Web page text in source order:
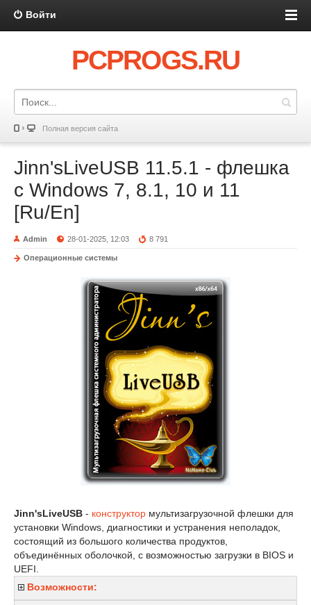
Войти
PCPROGS.RU
Полная версия сайта
Jinn'sLiveUSB 11.5.1 - флешка
с Windows 7, 8.1, 10 и 11
[Ru/En]
Admin 28-01-2025, 12:03 8 791
Операционные системы
Jinn'sLiveUSB - конструктор мультизагрузочной флешки для
установки Windows, диагностики и устранения неполадок,
состоящий из большого количества продуктов,
объединённых оболочкой, с возможностью загрузки в BIOS и
UEFI.
Возможности: